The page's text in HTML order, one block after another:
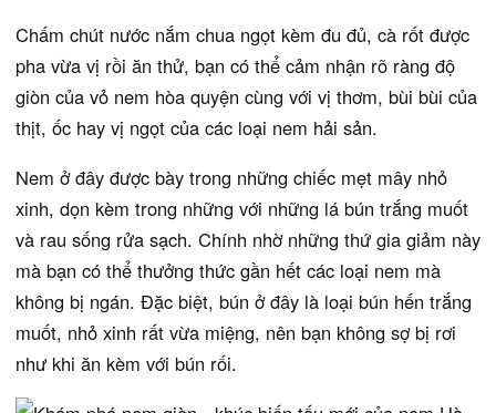
Chấm chút nước nắm chua ngọt kèm đu đủ, cà rốt được
pha vừa vị rồi ăn thử, bạn có thể cảm nhận rõ ràng độ
giòn của vỏ nem hòa quyện cùng với vị thơm, bùi bùi của
thịt, ốc hay vị ngọt của các loại nem hải sản.
Nem ở đây được bày trong những chiếc mẹt mây nhỏ
xinh, dọn kèm trong những với những lá bún trắng muốt
và rau sống rửa sạch. Chính nhờ những thứ gia giảm này
mà bạn có thể thưởng thức gần hết các loại nem mà
không bị ngán. Đặc biệt, bún ở đây là loại bún hến trắng
muốt, nhỏ xinh rất vừa miệng, nên bạn không sợ bị rơi
như khi ăn kèm với bún rối.